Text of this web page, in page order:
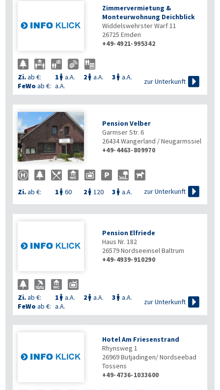
Zimmervermietung &
Monteurwohnung Deichblick
Widdelswehrster Warf 11
26725 Emden
+49-4921-995342
Zi.ab €: 1  a.A. 2  a.A. 3  a.A.
FeWo ab €: a.A.
zur Unterkunft 
Pension Velber
Garmser Str. 6
26434Wangerland / Neugarmssiel
+49-4463-809970
Zi.ab €: 1  60 2  120 3  a.A. zur Unterkunft 
Pension Elfriede
Haus Nr. 182
26579Nordseeinsel Baltrum
+49-4939-910290
Zi.ab €: 1  a.A. 2  a.A. 3  a.A.
FeWo ab €: a.A.
zur Unterkunft 
Hotel Am Friesenstrand
Rhynsweg 1
26969Butjadingen/ Nordseebad
Tossens
+49-4736-1033600